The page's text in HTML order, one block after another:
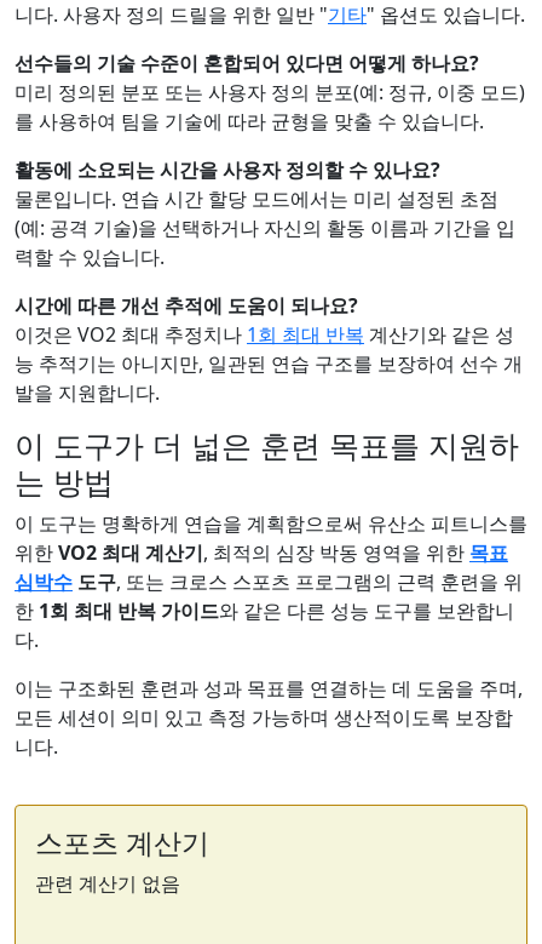
니다. 사용자 정의 드릴을 위한 일반 "기타" 옵션도 있습니다.
선수들의 기술 수준이 혼합되어 있다면 어떻게 하나요?
미리 정의된 분포 또는 사용자 정의 분포(예: 정규, 이중 모드)
를 사용하여 팀을 기술에 따라 균형을 맞출 수 있습니다.
활동에 소요되는 시간을 사용자 정의할 수 있나요?
물론입니다. 연습 시간 할당 모드에서는 미리 설정된 초점
(예: 공격 기술)을 선택하거나 자신의 활동 이름과 기간을 입
력할 수 있습니다.
시간에 따른 개선 추적에 도움이 되나요?
이것은 VO2 최대 추정치나 1회 최대 반복 계산기와 같은 성
능 추적기는 아니지만, 일관된 연습 구조를 보장하여 선수 개
발을 지원합니다.
이 도구가 더 넓은 훈련 목표를 지원하
는 방법
이 도구는 명확하게 연습을 계획함으로써 유산소 피트니스를
위한VO2 최대 계산기, 최적의 심장 박동 영역을 위한 목표
심박수 도구, 또는 크로스 스포츠 프로그램의 근력 훈련을 위
한 1회 최대 반복 가이드와 같은 다른 성능 도구를 보완합니
다.
이는 구조화된 훈련과 성과 목표를 연결하는 데 도움을 주며,
모든 세션이 의미 있고 측정 가능하며 생산적이도록 보장합
니다.
스포츠 계산기
관련 계산기 없음